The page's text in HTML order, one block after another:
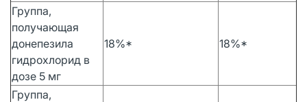
Группа,
получающая
донепезила
гидрохлорид в
дозе 5 мг
18%* 18%*
Группа,